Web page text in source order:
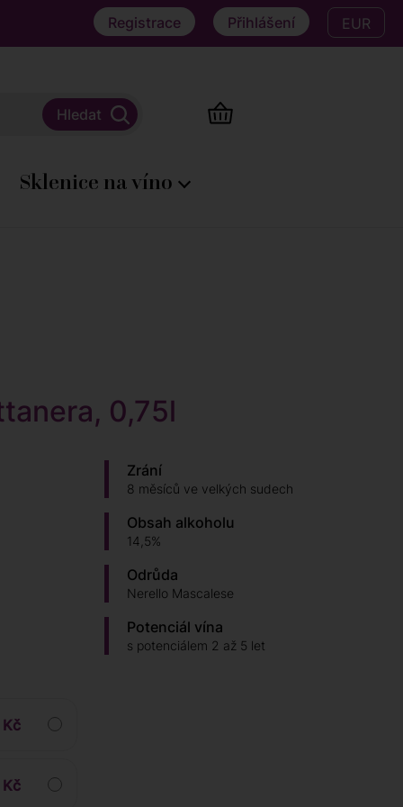
Registrace Přihlášení EUR
Sklenice na víno
0,75l
Zrání
8 měsíců ve velkých sudech
Obsah alkoholu
14,5%
Odrůda
Nerello Mascalese
Potenciál vína
s potenciálem 2 až 5 let